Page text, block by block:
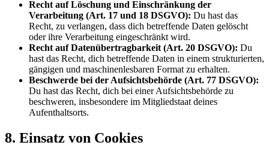
Recht auf Löschung und Einschränkung der
Verarbeitung (Art. 17 und 18 DSGVO): Du hast das
Recht, zu verlangen, dass dich betreffende Daten gelöscht
oder ihre Verarbeitung eingeschränkt wird.
Recht auf Datenübertragbarkeit (Art. 20 DSGVO): Du
hast das Recht, dich betreffende Daten in einem strukturierten,
gängigen und maschinenlesbaren Format zu erhalten.
Beschwerde bei der Aufsichtsbehörde (Art. 77 DSGVO):
Du hast das Recht, dich bei einer Aufsichtsbehörde zu
beschweren, insbesondere im Mitgliedstaat deines
Aufenthaltsorts.
8. Einsatz von Cookies